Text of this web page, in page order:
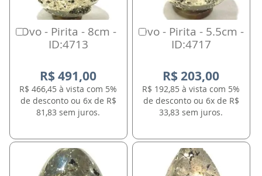
Ovo - Pirita - 8cm -
ID:4713
R$ 491,00
R$ 466,45 à vista com 5%
de desconto ou 6x de R$
81,83 sem juros.
Comprar
Ovo - Pirita - 5.5cm -
ID:4717
R$ 203,00
R$ 192,85 à vista com 5%
de desconto ou 6x de R$
33,83 sem juros.
Comprar